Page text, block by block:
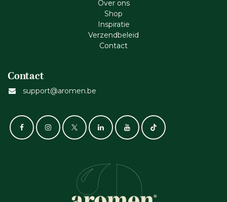
Ove​r​ ons
Shop
Inspiratie
Verzendbeleid
Cont​act
Contact
support@aromen.be